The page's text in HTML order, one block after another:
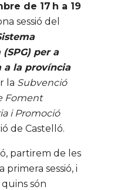
de 17 h a 19
sessió del
per a
a la província
la Subvenció
Foment
i Promoció
de Castelló.
partirem de les
sessió, i
són